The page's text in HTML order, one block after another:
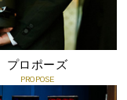
プロポーズ
PROPOSE